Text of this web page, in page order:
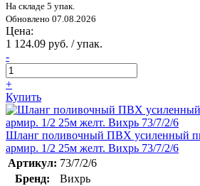
На складе 5 упак.
Обновлено 07.08.2026
Цена:
1 124.09 руб. / упак.
-
+
Купить
Шланг поливочный ПВХ усиленный
армир. 1/2 25м желт. Вихрь 73/7/2/6
Артикул: 73/7/2/6
Бренд:
Вихрь